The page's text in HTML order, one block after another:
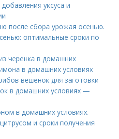
уксуса и
после сбора урожая осенью.
оптимальные сроки по
черенка в домашних
в домашних условиях
вешенок для заготовки
в домашних условиях —
в домашних условиях.
и сроки получения